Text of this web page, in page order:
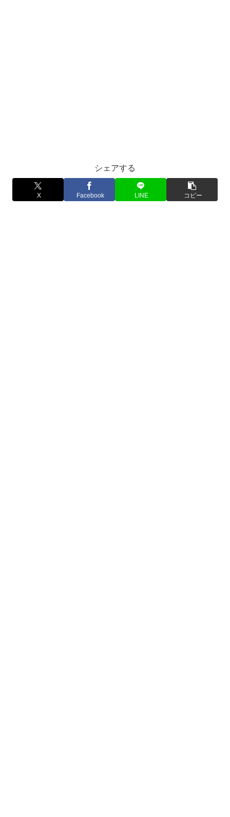
シェアする
X Facebook LINE コピー